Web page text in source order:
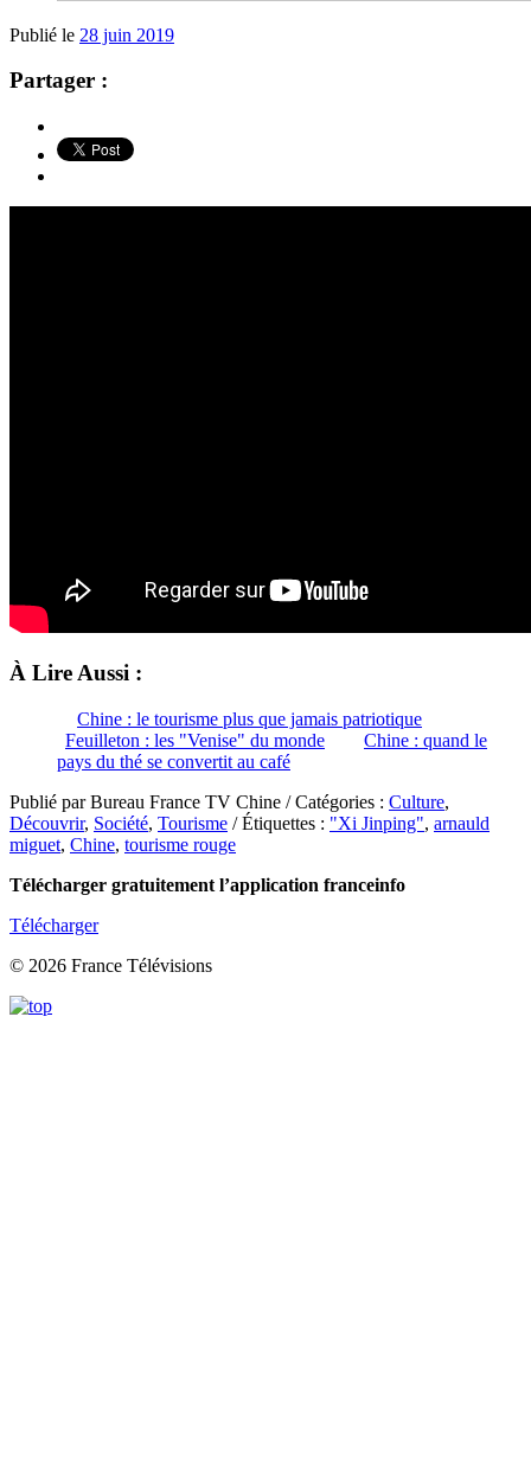
Publié le 28 juin 2019
Partager :
À Lire Aussi :
Chine : le tourisme plus que jamais patriotique
Feuilleton : les "Venise" du monde
Chine : quand le
pays du thé se convertit au café
Publié par Bureau France TV Chine / Catégories : Culture,
Découvrir, Société, Tourisme / Étiquettes : "Xi Jinping", arnauld
miguet, Chine, tourisme rouge
Télécharger gratuitement l’application franceinfo
Télécharger
© 2026 France Télévisions